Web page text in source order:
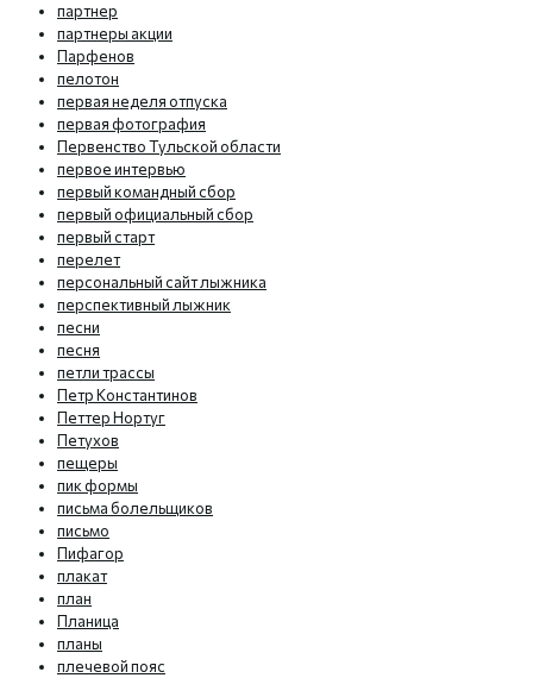
партнер
партнеры акции
Парфенов
пелотон
первая неделя отпуска
первая фотография
Первенство Тульской области
первое интервью
первый командный сбор
первый официальный сбор
первый старт
перелет
персональный сайт лыжника
перспективный лыжник
песни
песня
петли трассы
Петр Константинов
Петтер Нортуг
Петухов
пещеры
пик формы
письма болельщиков
письмо
Пифагор
плакат
план
Планица
планы
плечевой пояс